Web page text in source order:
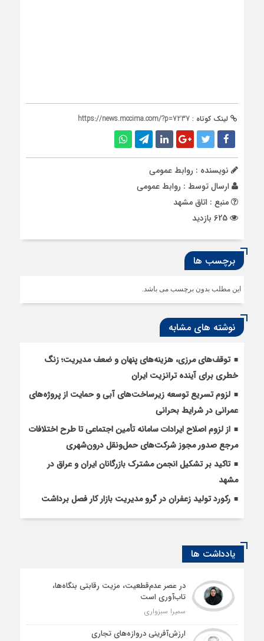
لینک کوتاه : https://news.mccima.com/?p=7237
نویسنده : روابط عمومی
ارسال توسط : روابط عمومی
منبع : اتاق مشهد
برچسب ها
این مطلب بدون برچسب می باشد.
نوشته های مشابه
توقف‌های مرزی، هزینه‌های پنهان و ضعف مدیریت؛ زنگ
خطری برای آینده ترانزیت ایران
لزوم تسریع توسعه زیرساخت‌های آبی و حمایت از پروژه‌های
عمرانی در شرایط بحرانی
از لزوم اصلاح ایرادات سامانه تأمین اجتماعی تا طرح اختلافات
مرجع صدور مجوز شرکت‌های حمل‌ونقل درون‌شهری
تاکید بر تشکیل انجمن مشترک بازرگانان ایران و عراق در
مشهد
رکورد تولید زعفران در گرو مدیریت بازار کار فصل برداشت
یادداشت ها
در عصر عدم‌قطعیت، مزیت رقابتی بنگاه‌ها،
تاب‌آوری است
سمیرا سبزواری
ارزش‌آفرینی دروازه‌های تجاری